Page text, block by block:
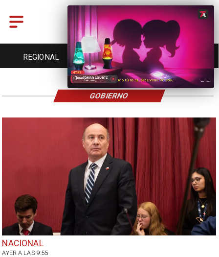
REGIONAL ENTRETENCIÓN DEPORTES
NACIONAL
AYER A LAS 9:55
GOBIERNO